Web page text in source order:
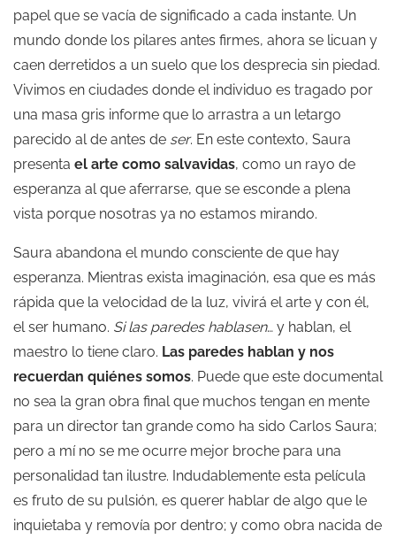
papel que se vacía de significado a cada instante. Un
mundo donde los pilares antes firmes, ahora se licuan y
caen derretidos a un suelo que los desprecia sin piedad.
Vivimos en ciudades donde el individuo es tragado por
una masa gris informe que lo arrastra a un letargo
parecido al de antes de ser. En este contexto, Saura
presenta el arte como salvavidas, como un rayo de
esperanza al que aferrarse, que se esconde a plena
vista porque nosotras ya no estamos mirando.
Saura abandona el mundo consciente de que hay
esperanza. Mientras exista imaginación, esa que es más
rápida que la velocidad de la luz, vivirá el arte y con él,
el ser humano. Si las paredes hablasen… y hablan, el
maestro lo tiene claro. Las paredes hablan y nos
recuerdan quiénes somos. Puede que este documental
no sea la gran obra final que muchos tengan en mente
para un director tan grande como ha sido Carlos Saura;
pero a mí no se me ocurre mejor broche para una
personalidad tan ilustre. Indudablemente esta película
es fruto de su pulsión, es querer hablar de algo que le
inquietaba y removía por dentro; y como obra nacida de